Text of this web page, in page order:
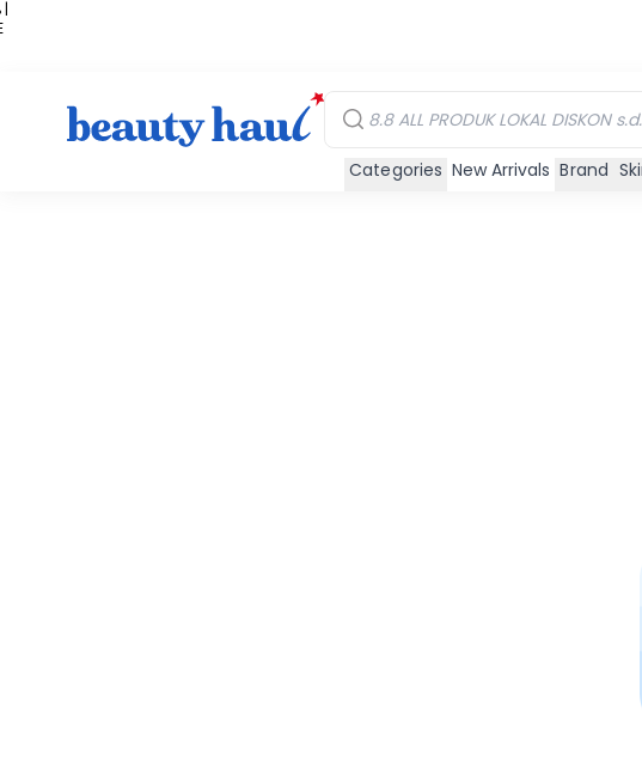
|
Categories New Arrivals Brand